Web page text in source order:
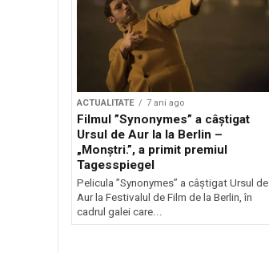
ACTUALITATE 7 ani ago
Filmul ”Synonymes” a câştigat
Ursul de Aur la la Berlin –
„Monştri.”, a primit premiul
Tagesspiegel
Pelicula ”Synonymes” a câştigat Ursul de
Aur la Festivalul de Film de la Berlin, în
cadrul galei care...